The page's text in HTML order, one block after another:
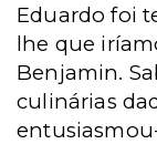
Eduardo foi
lhe que
Benjamin.
culinárias